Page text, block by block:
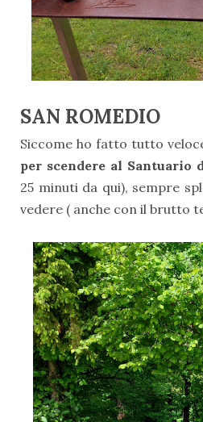
SAN ROMEDIO
Siccome ho fatto tutto
per scendere al Santuario
25 minuti da qui), sempre
vedere ( anche con il brutto